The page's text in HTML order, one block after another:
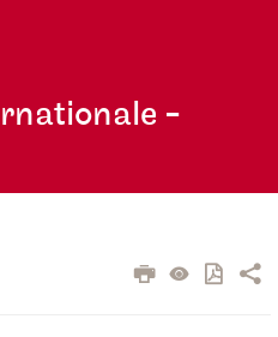
rnationale -